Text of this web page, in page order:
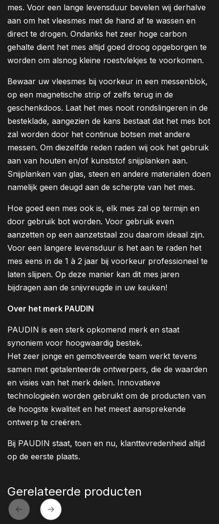
mes. Voor een lange levensduur bevelen wij derhalve
aan om het vleesmes met de hand af te wassen en
direct te drogen. Ondanks het zeer hoge carbon
gehalte dient het mes altijd goed droog opgeborgen te
worden om alsnog kleine roestvlekjes te voorkomen.
Bewaar uw vleesmes bij voorkeur in een messenblok,
op een magnetische strip of zelfs terug in de
geschenkdoos. Laat het mes nooit rondslingeren in de
besteklade, aangezien de kans bestaat dat het mes bot
zal worden door het continue botsen met andere
messen. Om diezelfde reden raden wij ook het gebruik
aan van houten en/of kunststof snijplanken aan.
Snijplanken van glas, steen en andere materialen doen
namelijk geen deugd aan de scherpte van het mes.
Hoe goed een mes ook is, elk mes zal op termijn en
door gebruik bot worden. Voor gebruik even
aanzetten op een aanzetstaal zou daarom ideaal zijn.
Voor een langere levensduur is het aan te raden het
mes eens in de 1 à 2 jaar bij voorkeur professioneel te
laten slijpen. Op deze manier kan dit mes jaren
bijdragen aan de snijvreugde in uw keuken!
Over het merk PAUDIN
PAUDIN is een sterk opkomend merk en staat
synoniem voor hoogwaardig bestek.
Het zeer jonge en gemotiveerde team werkt tevens
samen met getalenteerde ontwerpers, die de waarden
en visies van het merk delen. Innovatieve
technologieën worden gebruikt om de producten van
de hoogste kwaliteit en het meest aansprekende
ontwerp te creëren.
Bij PAUDIN staat, toen en nu, klanttevredenheid altijd
op de eerste plaats.
Gerelateerde producten